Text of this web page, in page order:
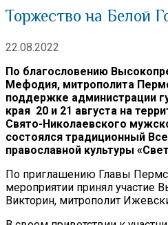
Торжество на Белой
22.08.2022
По благословению
Мефодия, митрополита
поддержке администрации
края 20 и 21 августа на
Свято-Николаевского
состоялся традиционный
православной культуры
По приглашению Главы
мероприятии принял участие
Викторин, митрополит